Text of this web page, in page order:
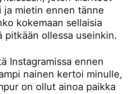
ja mietin ennen tänne
kokemaan sellaisia
pitkään ollessa useinkin.
Instagramissa ennen
nainen kertoi minulle,
on ollut ainoa paikka